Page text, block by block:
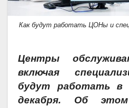
Как будут работать ЦОНы и
Центры
включая
будут работать в
декабря. Об